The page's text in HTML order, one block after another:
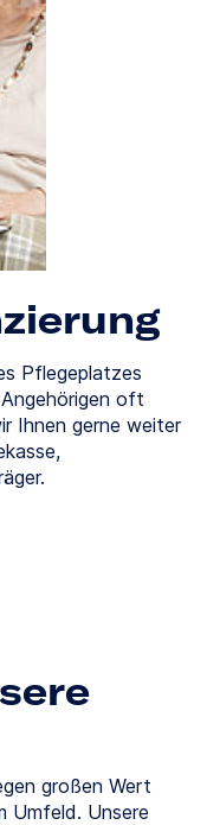
Pflegeplatzes
oft
Ihnen gerne weiter
großen Wert
Umfeld. Unsere